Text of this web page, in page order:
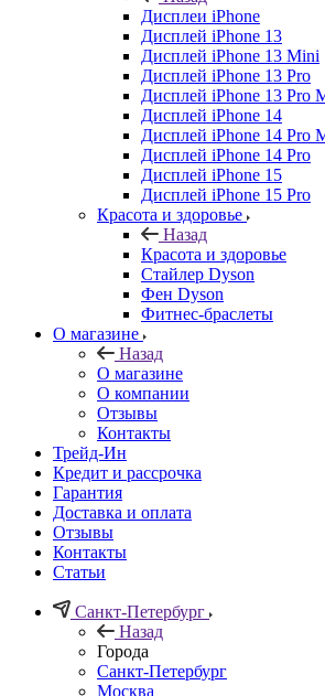
Дисплеи iPhone
Дисплей iPhone 13
Дисплей iPhone 13 Mini
Дисплей iPhone 13 Pro
Дисплей iPhone 13 Pro
Дисплей iPhone 14
Дисплей iPhone 14 Pro
Дисплей iPhone 14 Pro
Дисплей iPhone 15
Дисплей iPhone 15 Pro
Красота и здоровье
Назад
Красота и здоровье
Стайлер Dyson
Фен Dyson
Фитнес-браслеты
О магазине
Назад
О магазине
О компании
Отзывы
Контакты
Трейд-Ин
Кредит и рассрочка
Гарантия
Доставка и оплата
Отзывы
Контакты
Статьи
Санкт-Петербург
Назад
Города
Санкт-Петербург
Москва